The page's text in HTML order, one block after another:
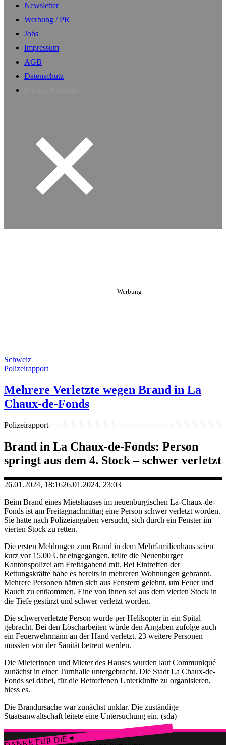
Newsletter
Werbung / PR
Jobs
Impressum
AGB
Datenschutz
Schweiz
Polizeirapport
Mehrere Verletzte wegen Brand in La
Chaux-de-Fonds
Polizeirapport
Brand in La Chaux-de-Fonds: Person
springt aus dem 4. Stock – schwer verletzt
26.01.2024, 18:1626.01.2024, 23:03
Beim Brand eines Mietshauses im neuenburgischen La-Chaux-de-
Fonds ist am Freitagnachmittag eine Person schwer verletzt worden.
Sie hatte nach Polizeiangaben versucht, sich durch ein Fenster im
vierten Stock zu retten.
Die ersten Meldungen zum Brand in dem Mehrfamilienhaus seien
kurz vor 15.00 Uhr eingegangen, teilte die Neuenburger
Kantonspolizei am Freitagabend mit. Bei Eintreffen der
Rettungskräfte habe es bereits in mehreren Wohnungen gebrannt.
Mehrere Personen hätten sich aus Fenstern gelehnt, um Feuer und
Rauch zu entkommen. Eine von ihnen sei aus dem vierten Stock in
die Tiefe gestürzt und schwer verletzt worden.
Die schwerverletzte Person wurde per Helikopter in ein Spital
gebracht. Bei den Löscharbeiten würde den Angaben zufolge auch
ein Feuerwehrmann an der Hand verletzt. 23 weitere Personen
mussten von der Sanität betreut werden.
Die Mieterinnen und Mieter des Hauses wurden laut Communiqué
zunächst in einer Turnhalle untergebracht. Die Stadt La Chaux-de-
Fonds sei dabei, für die Betroffenen Unterkünfte zu organisieren,
hiess es.
Die Brandursache war zunächst unklar. Die zuständige
Staatsanwaltschaft leitete eine Untersuchung ein. (sda)
DANKE FÜR DIE ♥